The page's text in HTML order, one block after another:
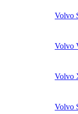
Volvo
Volvo
Volvo
Volvo